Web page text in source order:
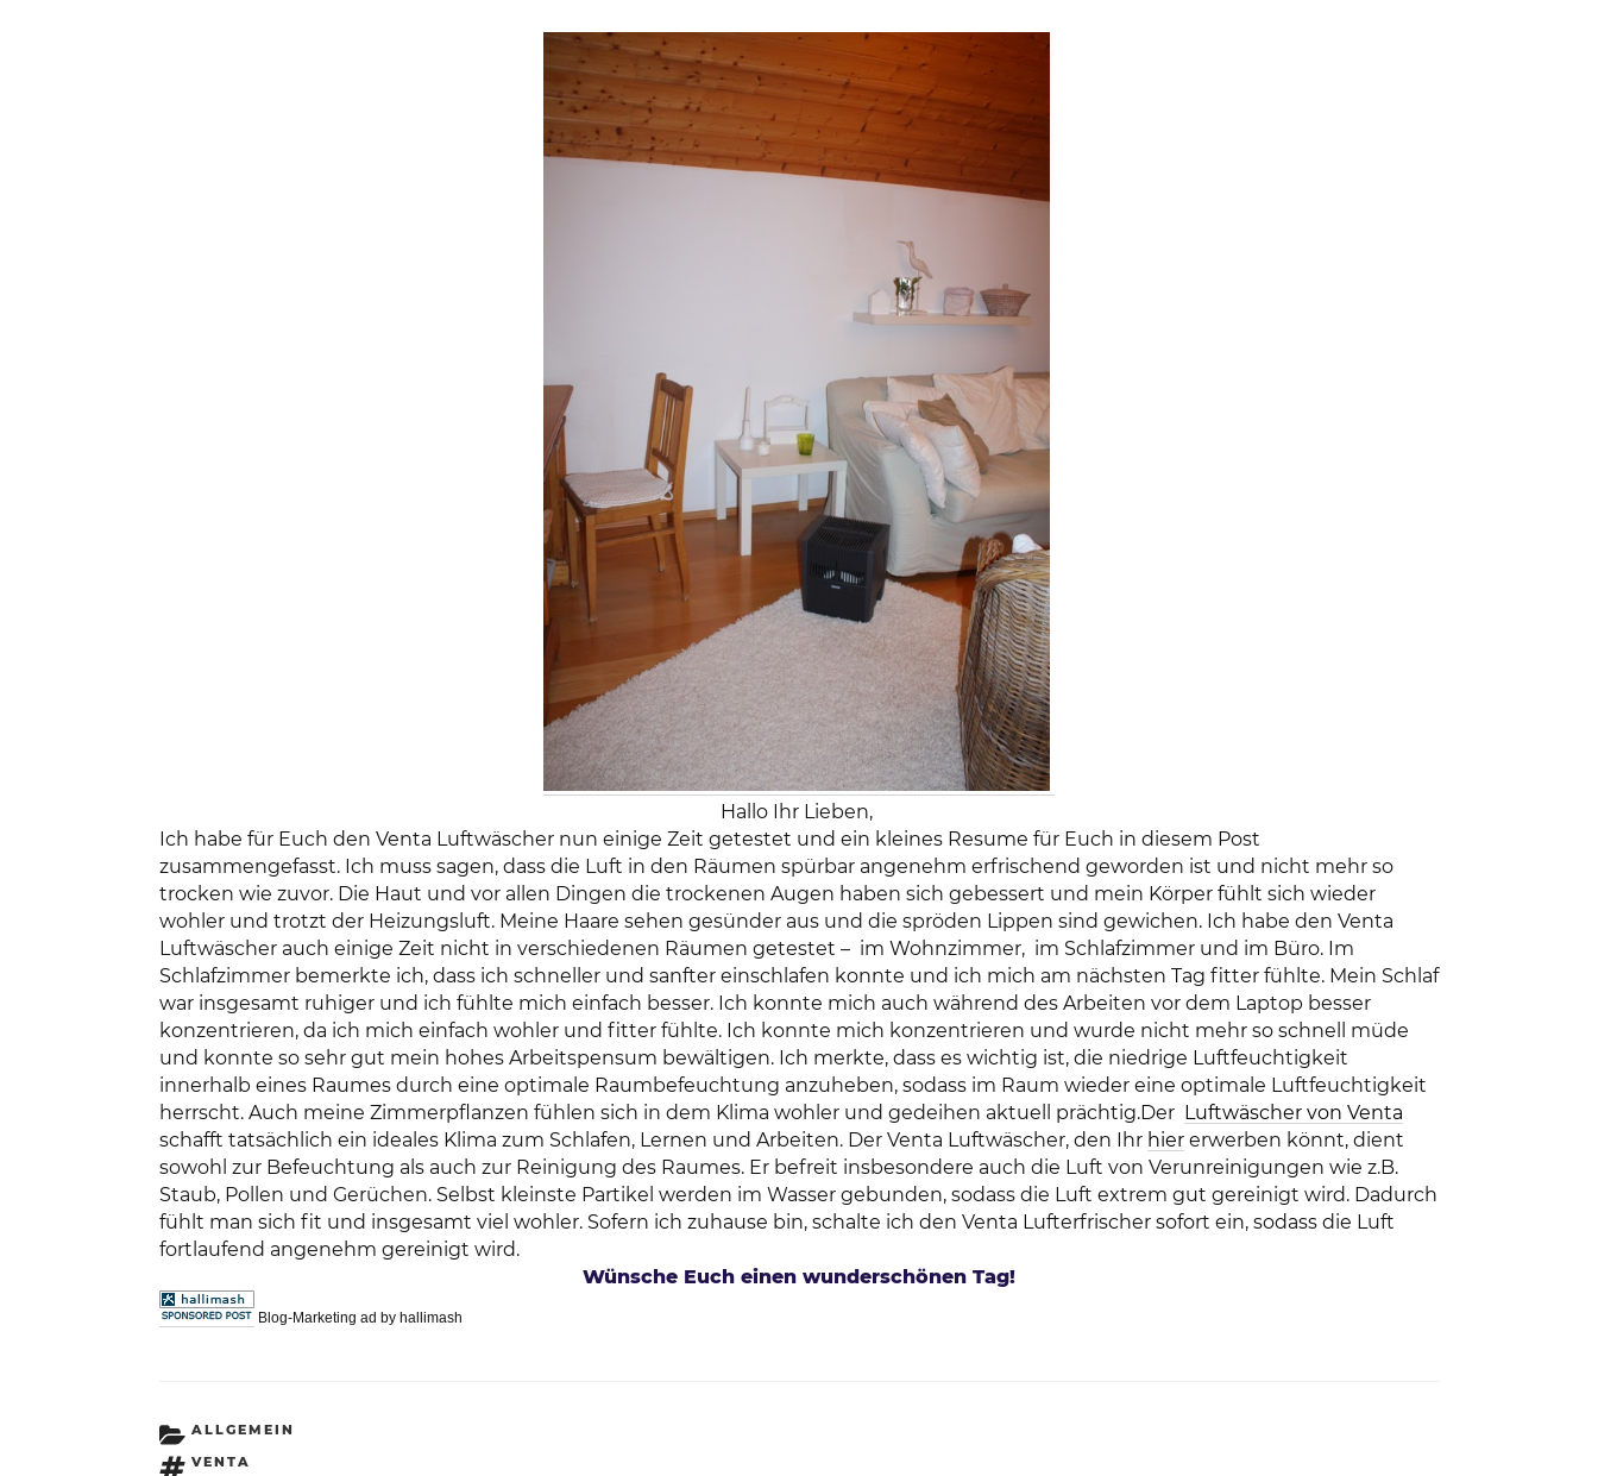
Hallo Ihr Lieben,
Ich habe für Euch den Venta Luftwäscher nun einige Zeit getestet und ein kleines Resume für Euch in diesem Post
zusammengefasst. Ich muss sagen, dass die Luft in den Räumen spürbar angenehm erfrischend geworden ist und nicht mehr so
trocken wie zuvor. Die Haut und vor allen Dingen die trockenen Augen haben sich gebessert und mein Körper fühlt sich wieder
wohler und trotzt der Heizungsluft. Meine Haare sehen gesünder aus und die spröden Lippen sind gewichen. Ich habe den Venta
Luftwäscher auch einige Zeit nicht in verschiedenen Räumen getestet – im Wohnzimmer, im Schlafzimmer und im Büro. Im
Schlafzimmer bemerkte ich, dass ich schneller und sanfter einschlafen konnte und ich mich am nächsten Tag fitter fühlte. Mein Schlaf
war insgesamt ruhiger und ich fühlte mich einfach besser. Ich konnte mich auch während des Arbeiten vor dem Laptop besser
konzentrieren, da ich mich einfach wohler und fitter fühlte. Ich konnte mich konzentrieren und wurde nicht mehr so schnell müde
und konnte so sehr gut mein hohes Arbeitspensum bewältigen. Ich merkte, dass es wichtig ist, die niedrige Luftfeuchtigkeit
innerhalb eines Raumes durch eine optimale Raumbefeuchtung anzuheben, sodass im Raum wieder eine optimale Luftfeuchtigkeit
herrscht. Auch meine Zimmerpflanzen fühlen sich in dem Klima wohler und gedeihen aktuell prächtig.Der Luftwäscher von Venta
schafft tatsächlich ein ideales Klima zum Schlafen, Lernen und Arbeiten. Der Venta Luftwäscher, den Ihr hiererwerben könnt, dient
sowohl zur Befeuchtung als auch zur Reinigung des Raumes. Er befreit insbesondere auch die Luft von Verunreinigungen wie z.B.
Staub, Pollen und Gerüchen. Selbst kleinste Partikel werden im Wasser gebunden, sodass die Luft extrem gut gereinigt wird. Dadurch
fühlt man sich fit und insgesamt viel wohler. Sofern ich zuhause bin, schalte ich den Venta Lufterfrischer sofort ein, sodass die Luft
fortlaufend angenehm gereinigt wird.
Wünsche Euch einen wunderschönen Tag!
Blog-Marketing ad by hallimash
KATEGORIEN
ALLGEMEIN
SCHLAGWÖRTER
VENTA